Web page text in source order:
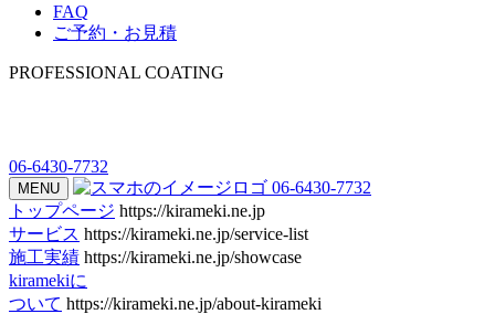
FAQ
ご予約・お見積
PROFESSIONAL COATING
06-6430-7732
MENU
06-6430-7732
トップページ https://kirameki.ne.jp
サービス https://kirameki.ne.jp/service-list
施工実績 https://kirameki.ne.jp/showcase
kiramekiに
ついて https://kirameki.ne.jp/about-kirameki